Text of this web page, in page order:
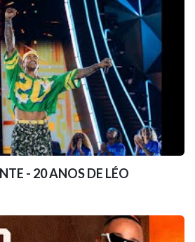
- 20 ANOS DE LÉO